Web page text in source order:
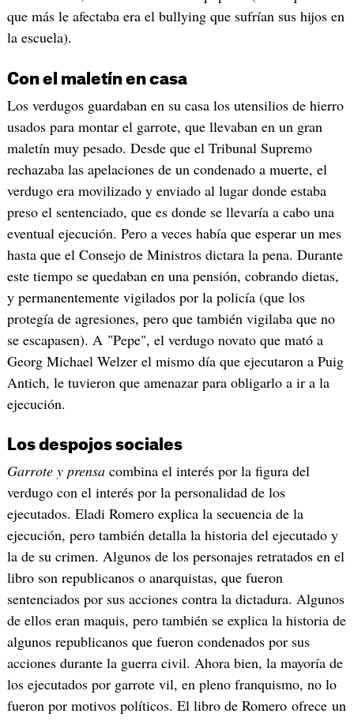
que más le afectaba era el bullying que sufrían sus hijos en
la escuela).
Con el maletín en casa
Los verdugos guardaban en su casa los utensilios de hierro
usados para montar el garrote, que llevaban en un gran
maletín muy pesado. Desde que el Tribunal Supremo
rechazaba las apelaciones de un condenado a muerte, el
verdugo era movilizado y enviado al lugar donde estaba
preso el sentenciado, que es donde se llevaría a cabo una
eventual ejecución. Pero a veces había que esperar un mes
hasta que el Consejo de Ministros dictara la pena. Durante
este tiempo se quedaban en una pensión, cobrando dietas,
y permanentemente vigilados por la policía (que los
protegía de agresiones, pero que también vigilaba que no
se escapasen). A "Pepe", el verdugo novato que mató a
Georg Michael Welzer el mismo día que ejecutaron a Puig
Antich, le tuvieron que amenazar para obligarlo a ir a la
ejecución.
Los despojos sociales
Garrote y prensacombina el interés por la figura del
verdugo con el interés por la personalidad de los
ejecutados. Eladi Romero explica la secuencia de la
ejecución, pero también detalla la historia del ejecutado y
la de su crimen. Algunos de los personajes retratados en el
libro son republicanos o anarquistas, que fueron
sentenciados por sus acciones contra la dictadura. Algunos
de ellos eran maquis, pero también se explica la historia de
algunos republicanos que fueron condenados por sus
acciones durante la guerra civil. Ahora bien, la mayoría de
los ejecutados por garrote vil, en pleno franquismo, no lo
fueron por motivos políticos. El libro de Romero ofrece un